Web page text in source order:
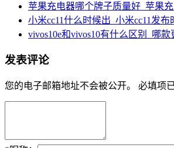
苹果充电器哪个牌子质量好_苹果
小米cc11什么时候出_小米cc11发布
vivos10e和vivos10有什么区别_哪
发表评论
您的电子邮箱地址不会被公开。 必填项